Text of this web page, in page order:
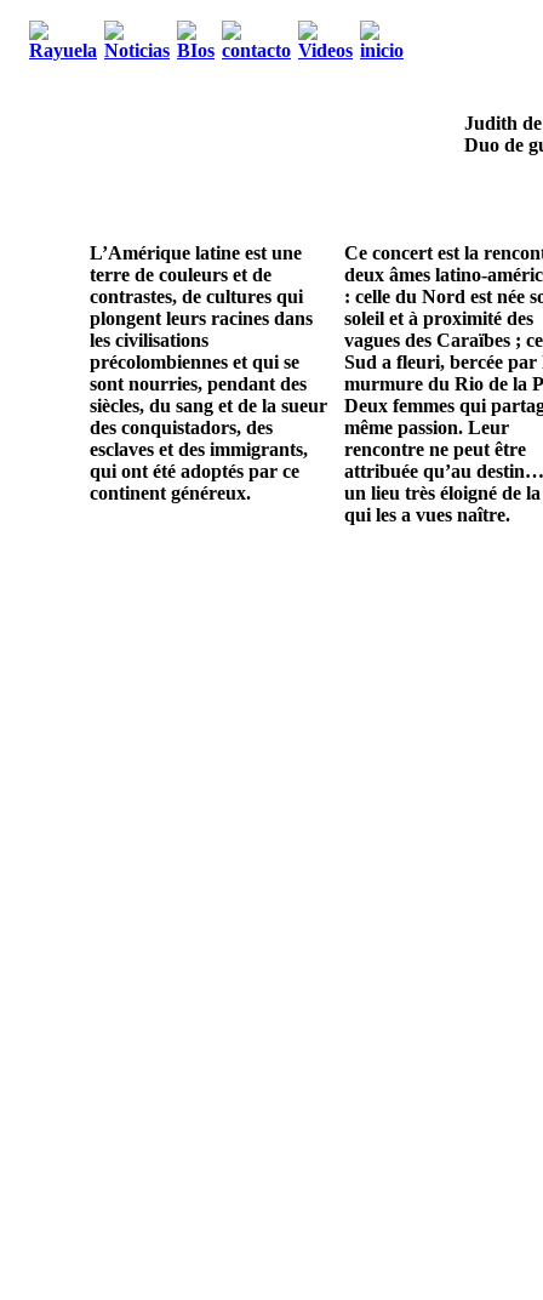
Judith
Duo de
L’Amérique latine est une
terre de couleurs et de
contrastes, de cultures qui
plongent leurs racines dans
les civilisations
précolombiennes et qui se
sont nourries, pendant des
siècles, du sang et de la sueur
des conquistadors, des
esclaves et des immigrants,
qui ont été adoptés par ce
continent généreux.
Ce concert est la
deux âmes latino-
: celle du Nord est née
soleil et à proximité des
vagues des Caraïbes ;
Sud a fleuri, bercée par
murmure du Rio de la
Deux femmes qui
même passion. Leur
rencontre ne peut être
attribuée qu’au
un lieu très éloigné de
qui les a vues naître.